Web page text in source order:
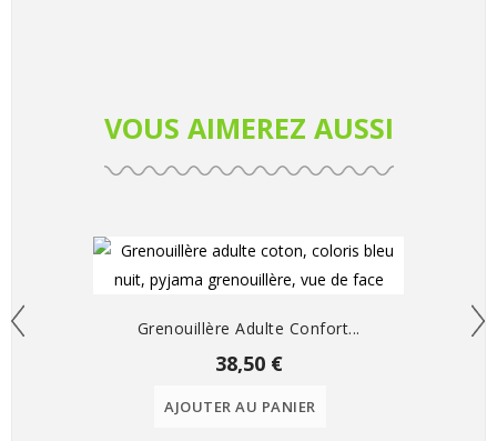
VOUS AIMEREZ AUSSI
Grenouillère Adulte Confort...
38,50 €
AJOUTER AU PANIER